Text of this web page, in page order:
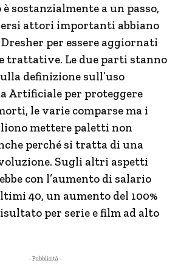
è sostanzialmente a un passo,
attori importanti abbiano
per essere aggiornati
trattative. Le due parti stanno
definizione sull’uso
Artificiale per proteggere
le varie comparse ma i
mettere paletti non
perché si tratta di una
Sugli altri aspetti
con l’aumento di salario
40, un aumento del 100%
per serie e film ad alto
- Pubblicità -